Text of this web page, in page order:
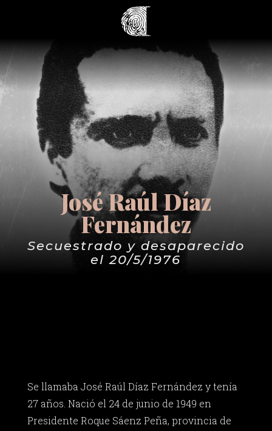
José Raúl Díaz
Fernández
Secuestrado y desaparecido
el 20/5/1976
Se llamaba José Raúl Díaz Fernández y tenía
27 años. Nació el 24 de junio de 1949 en
Presidente Roque Sáenz Peña, provincia de